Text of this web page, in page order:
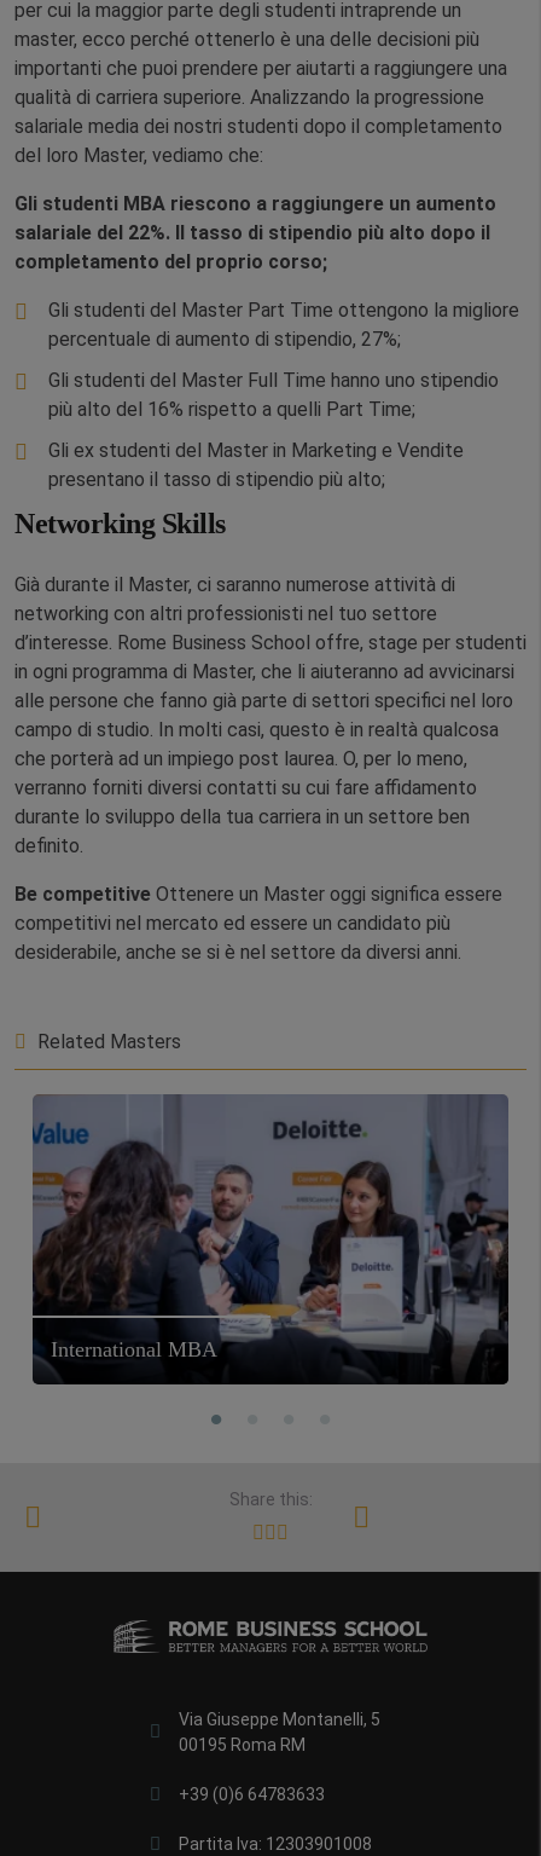
per cui la maggior parte degli studenti intraprende un
master, ecco perché ottenerlo è una delle decisioni più
importanti che puoi prendere per aiutarti a raggiungere una
qualità di carriera superiore. Analizzando la progressione
salariale media dei nostri studenti dopo il completamento
del loro Master, vediamo che:
Gli studenti MBA riescono a raggiungere un aumento
salariale del 22%. Il tasso di stipendio più alto dopo il
completamento del proprio corso;
Gli studenti del Master Part Time ottengono la migliore
percentuale di aumento di stipendio, 27%;
Gli studenti del Master Full Time hanno uno stipendio
più alto del 16% rispetto a quelli Part Time;
Gli ex studenti del Master in Marketing e Vendite
presentano il tasso di stipendio più alto;
Networking Skills
Già durante il Master, ci saranno numerose attività di
networking con altri professionisti nel tuo settore
d’interesse. Rome Business School offre, stage per studenti
in ogni programma di Master, che li aiuteranno ad avvicinarsi
alle persone che fanno già parte di settori specifici nel loro
campo di studio. In molti casi, questo è in realtà qualcosa
che porterà ad un impiego post laurea. O, per lo meno,
verranno forniti diversi contatti su cui fare affidamento
durante lo sviluppo della tua carriera in un settore ben
definito.
Be competitive Ottenere un Master oggi significa essere
competitivi nel mercato ed essere un candidato più
desiderabile, anche se si è nel settore da diversi anni.
Related Masters
International MBA
Share this:
Via Giuseppe Montanelli, 5
00195 Roma RM
+39 (0)6 64783633
Partita Iva: 12303901008